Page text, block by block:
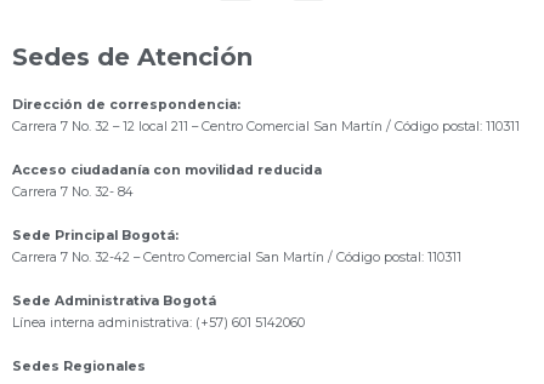
Sedes de Atención
Dirección de correspondencia:
Carrera 7 No. 32 – 12 local 211 – Centro Comercial San Martín / Código postal: 110311
Acceso ciudadanía con movilidad reducida
Carrera 7 No. 32- 84
Sede Principal Bogotá:
Carrera 7 No. 32-42 – Centro Comercial San Martín / Código postal: 110311
Sede Administrativa Bogotá
Línea interna administrativa: (+57) 601 5142060
Sedes Regionales